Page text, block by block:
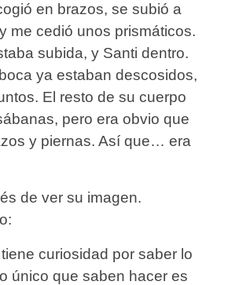
en brazos, se subió a
me cedió unos prismáticos.
subida, y Santi dentro.
ya estaban descosidos,
El resto de su cuerpo
pero era obvio que
y piernas. Así que… era
de ver su imagen.
curiosidad por saber lo
único que saben hacer es